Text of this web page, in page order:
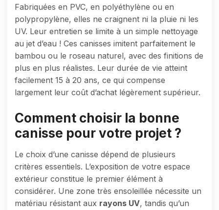
Fabriquées en PVC, en polyéthylène ou en
polypropylène, elles ne craignent ni la pluie ni les
UV. Leur entretien se limite à un simple nettoyage
au jet d’eau ! Ces canisses imitent parfaitement le
bambou ou le roseau naturel, avec des finitions de
plus en plus réalistes. Leur durée de vie atteint
facilement 15 à 20 ans, ce qui compense
largement leur coût d’achat légèrement supérieur.
Comment choisir la bonne
canisse pour votre projet ?
Le choix d’une canisse dépend de plusieurs
critères essentiels. L’exposition de votre espace
extérieur constitue le premier élément à
considérer. Une zone très ensoleillée nécessite un
matériau résistant aux rayons UV, tandis qu’un